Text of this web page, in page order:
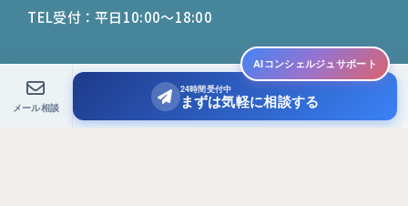
TEL受付：平日10:00〜18:00
2026Office N. All Rights Reserved.
AIコンシェルジュサポート
メール相談
24時間受付中
まずは気軽に相談する